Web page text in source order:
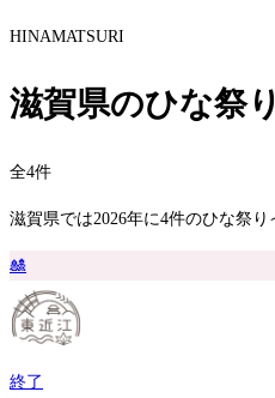
HINAMATSURI
滋賀県のひな祭
全4件
滋賀県では2026年に4件のひな祭り
🎎
終了